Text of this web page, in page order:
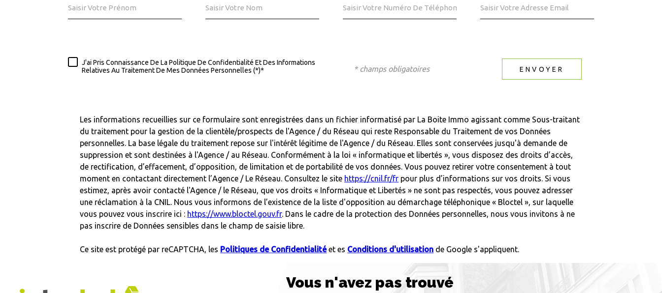
J'ai Pris Connaissance De La Politique De Confidentialité Et Des Informations
Relatives Au Traitement De Mes Données Personnelles (*)*
* champs obligatoires ENVOYER
Les informations recueillies sur ce formulaire sont enregistrées dans un fichier informatisé par La Boite Immo agissant comme Sous-traitant
du traitement pour la gestion de la clientèle/prospects de l'Agence / du Réseau qui reste Responsable du Traitement de vos Données
personnelles. La base légale du traitement repose sur l'intérêt légitime de l'Agence / du Réseau. Elles sont conservées jusqu'à demande de
suppression et sont destinées à l'Agence / au Réseau. Conformément à la loi « informatique et libertés », vous disposez des droits d’accès,
de rectification, d’effacement, d’opposition, de limitation et de portabilité de vos données. Vous pouvez retirer votre consentement à tout
moment en contactant directement l’Agence / Le Réseau. Consultez le site https://cnil.fr/fr pour plus d’informations sur vos droits. Si vous
estimez, après avoir contacté l'Agence / le Réseau, que vos droits « Informatique et Libertés » ne sont pas respectés, vous pouvez adresser
une réclamation à la CNIL. Nous vous informons de l’existence de la liste d'opposition au démarchage téléphonique « Bloctel », sur laquelle
vous pouvez vous inscrire ici : https://www.bloctel.gouv.fr. Dans le cadre de la protection des Données personnelles, nous vous invitons à ne
pas inscrire de Données sensibles dans le champ de saisie libre.
Ce site est protégé par reCAPTCHA, les Politiques de Confidentialitéet es Conditions d'utilisation de Google s'appliquent.
Vous n'avez pas trouvé